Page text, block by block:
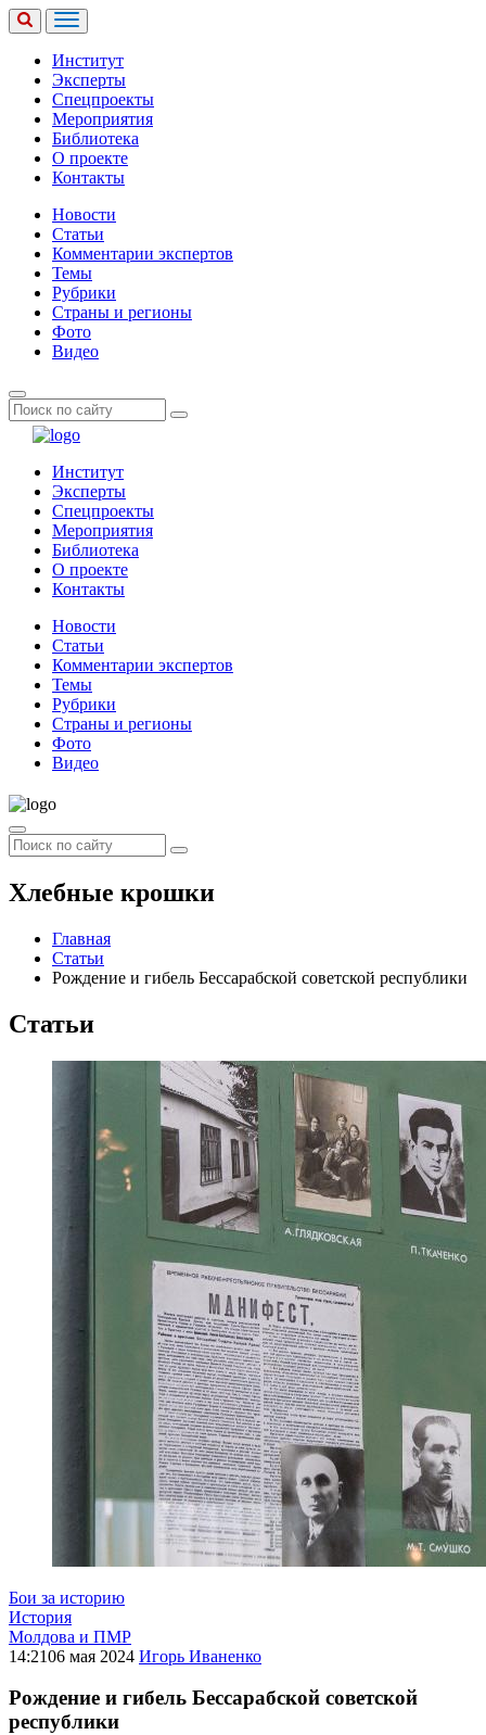
Институт
Эксперты
Спецпроекты
Мероприятия
Библиотека
О проекте
Контакты
Новости
Статьи
Комментарии экспертов
Темы
Рубрики
Страны и регионы
Фото
Видео
Институт
Эксперты
Спецпроекты
Мероприятия
Библиотека
О проекте
Контакты
Новости
Статьи
Комментарии экспертов
Темы
Рубрики
Страны и регионы
Фото
Видео
Хлебные крошки
Главная
Статьи
Рождение и гибель Бессарабской советской республики
Статьи
Бои за историю
История
Молдова и ПМР
14:2106 мая 2024 Игорь Иваненко
Рождение и гибель Бессарабской советской
республики